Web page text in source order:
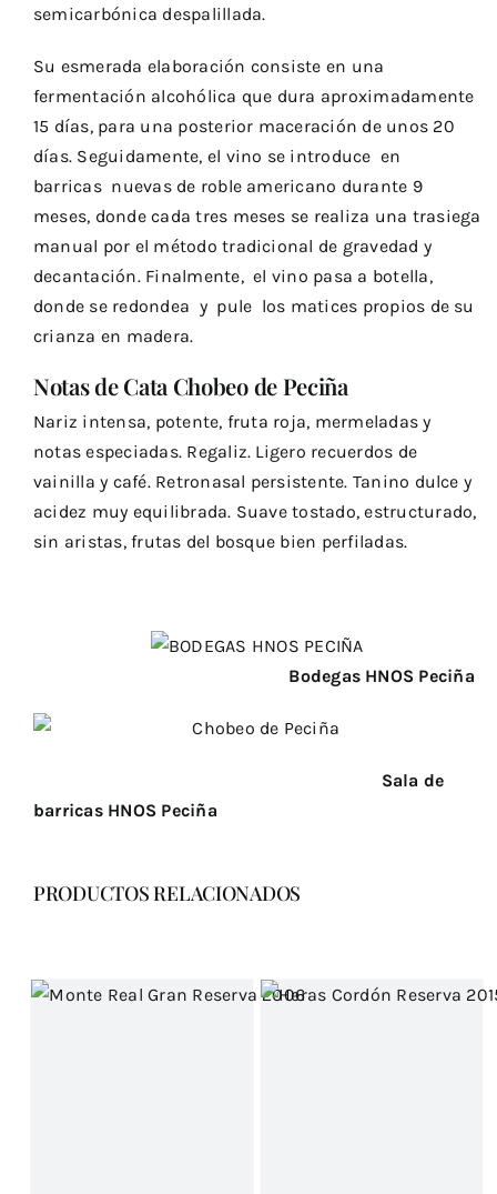
semicarbónica despalillada.
Su esmerada elaboración consiste en una
fermentación alcohólica que dura aproximadamente
15 días, para una posterior maceración de unos 20
días. Seguidamente, el vino se introduce en
barricas nuevas de roble americano durante 9
meses, donde cada tres meses se realiza una trasiega
manual por el método tradicional de gravedad y
decantación. Finalmente, el vino pasa a botella,
donde se redondea y pule los matices propios de su
crianza en madera.
Notas de Cata Chobeo de Peciña
Nariz intensa, potente, fruta roja, mermeladas y
notas especiadas. Regaliz. Ligero recuerdos de
vainilla y café. Retronasal persistente. Tanino dulce y
acidez muy equilibrada. Suave tostado, estructurado,
sin aristas, frutas del bosque bien perfiladas.
Bodegas HNOS Peciña
Sala de
barricas HNOS Peciña
PRODUCTOS RELACIONADOS